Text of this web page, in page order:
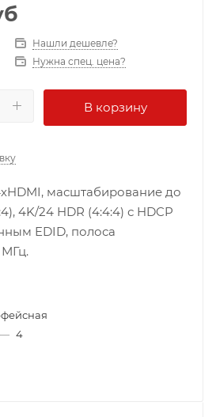
Нашли дешевле?
Нужна спец. цена?
В корзину
масштабирование до
4K/24 HDR (4:4:4) с HDCP
EDID, полоса
— 4